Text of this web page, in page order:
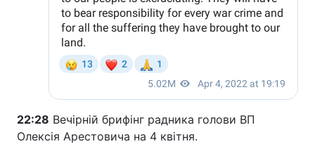
22:28 Вечірній брифінг радника голови ВП
Олексія Арестовича на 4 квітня.